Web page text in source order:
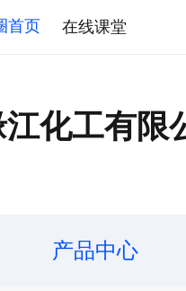
首页 在线课堂
化工有限
产品中心